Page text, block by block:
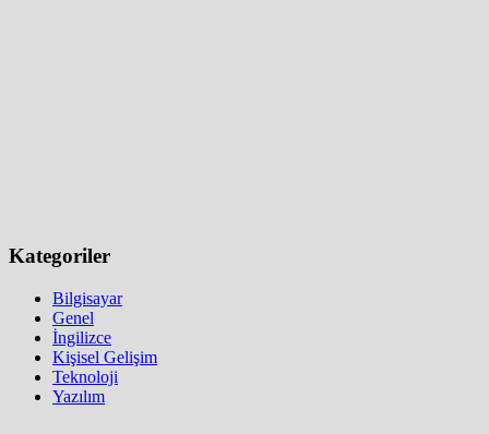
Kategoriler
Bilgisayar
Genel
İngilizce
Kişisel Gelişim
Teknoloji
Yazılım